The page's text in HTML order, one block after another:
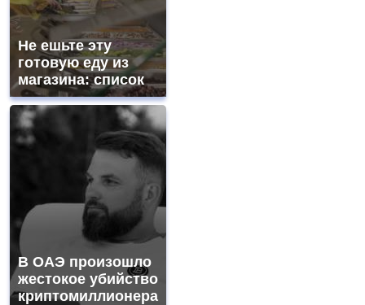
Не ешьте эту
готовую еду из
магазина: список
В ОАЭ произошло
жестокое убийство
криптомиллионера